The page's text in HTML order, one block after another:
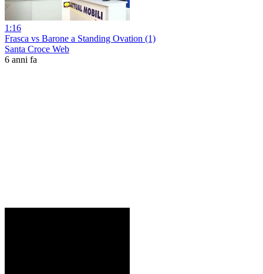
1:16
Frasca vs Barone a Standing Ovation (1)
Santa Croce Web
6 anni fa